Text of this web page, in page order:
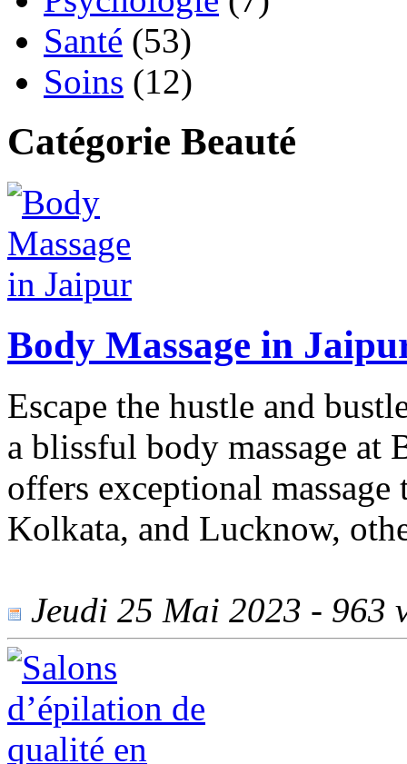
Santé (53)
Soins (12)
Catégorie Beauté
Body Massage in
Escape the hustle and
a blissful body massage at
offers exceptional
Kolkata, and Lucknow,
Jeudi 25 Mai 2023 - 963